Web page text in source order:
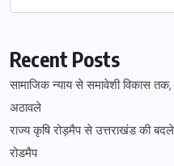
Recent Posts
सामाजिक न्याय से समावेशी विकास
अठावले
राज्य कृषि रोड़मैप से उत्तराखंड की
रोडमैप